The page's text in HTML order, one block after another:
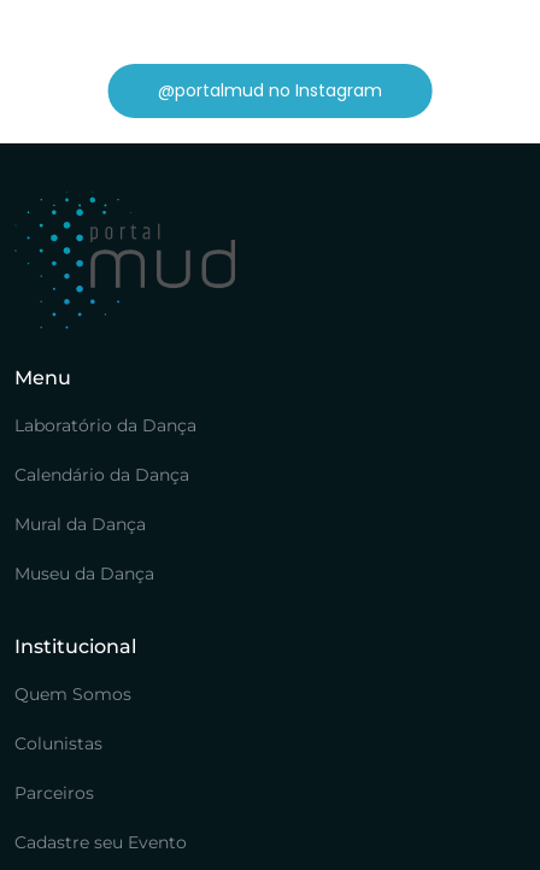
@portalmud no Instagram
Menu
Laboratório da Dança
Calendário da Dança
Mural da Dança
Museu da Dança
Institucional
Quem Somos
Colunistas
Parceiros
Cadastre seu Evento